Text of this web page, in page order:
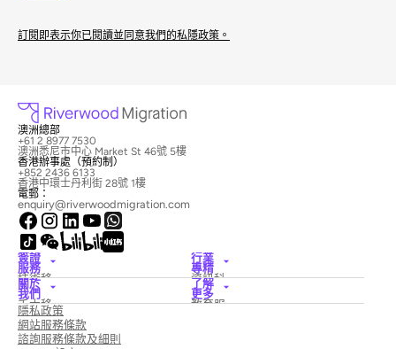
訂閱即表示你已閱讀並同意我們的私隱政策。
澳洲總部
+61 2 8977 7530
澳洲悉尼市中心 Market St 46號 5樓
香港辦事處（預約制）
+852 2436 6133
香港中環士丹利街 28號 1樓
電郵：
enquiry@riverwoodmigration.com
簽證
服務
技術移
民簽證
僱主擔
保簽證
國家創
新簽證
配偶簽
行業
專精
資訊科
技
酒店與
關於
我們
禾木移
民律師
事務所
新聞與
了解
更多
教育服
隱私政策
網站服務條款
諮詢服務條款及細則